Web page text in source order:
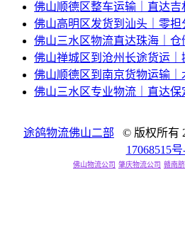
佛山顺德区整车运输｜直达吉
佛山高明区发货到汕头｜零担
佛山三水区物流直达珠海｜
佛山禅城区到沧州长途货运
佛山顺德区到南京货物运输｜
佛山三水区专业物流｜直达保
途鸽物流佛山二部 © 版权所有
17068515号
佛山物流公司 肇庆物流公司 赣南